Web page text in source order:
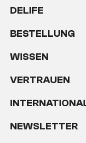
DELIFE
BESTELLUNG
WISSEN
VERTRAUEN
NEWSLETTER